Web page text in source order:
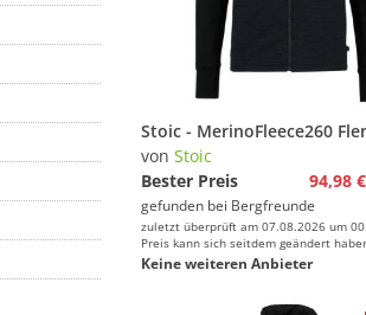
von Stoic
Bester Preis
94,98 €
gefunden bei Bergfreunde
zuletzt überprüft am 07.08.2026 um
Preis kann sich seitdem geändert
Keine weiteren Anbieter